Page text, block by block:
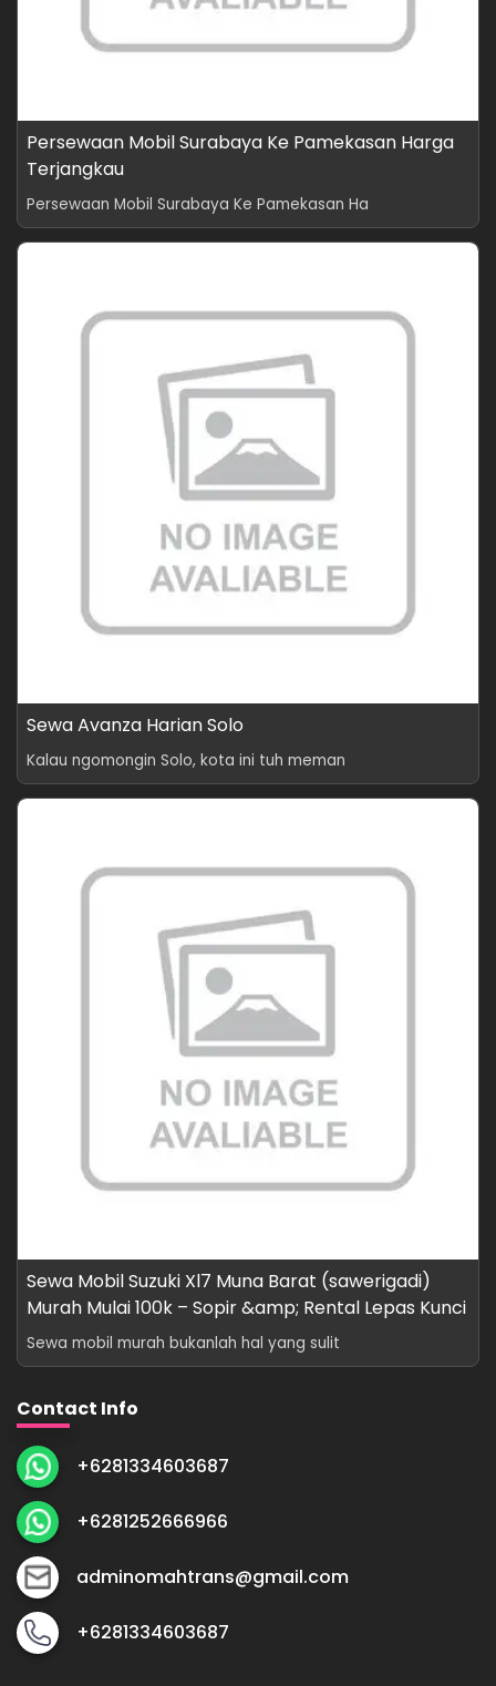
Persewaan Mobil Surabaya Ke Pamekasan Harga
Terjangkau
Persewaan Mobil Surabaya Ke Pamekasan Ha
Sewa Avanza Harian Solo
Kalau ngomongin Solo, kota ini tuh meman
Sewa Mobil Suzuki Xl7 Muna Barat (sawerigadi)
Murah Mulai 100k – Sopir &amp; Rental Lepas Kunci
Sewa mobil murah bukanlah hal yang sulit
Contact Info
+6281334603687
+6281252666966
adminomahtrans@gmail.com
+6281334603687